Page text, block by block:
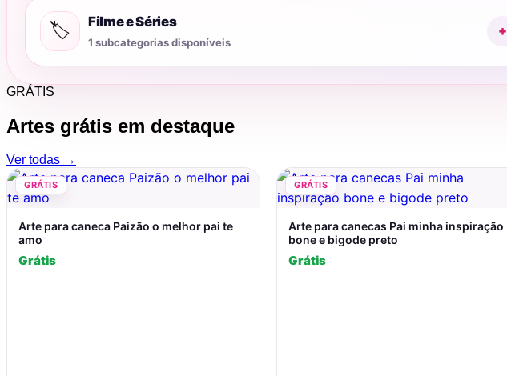
🏷️ Filme e Séries
1 subcategorias disponíveis
+
GRÁTIS
Artes grátis em destaque
Ver todas →
GRÁTIS
Arte para caneca Paizão o melhor pai te
amo
Grátis
GRÁTIS
Arte para canecas Pai minha inspiração
bone e bigode preto
Grátis